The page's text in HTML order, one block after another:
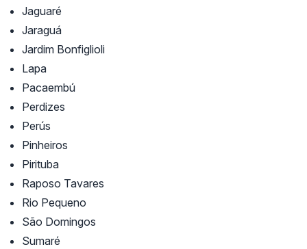
Jaguaré
Jaraguá
Jardim Bonfiglioli
Lapa
Pacaembú
Perdizes
Perús
Pinheiros
Pirituba
Raposo Tavares
Rio Pequeno
São Domingos
Sumaré